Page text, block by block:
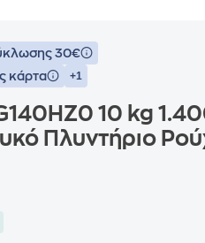
30€
κάρτα
+1
10 kg
Πλυντήριο